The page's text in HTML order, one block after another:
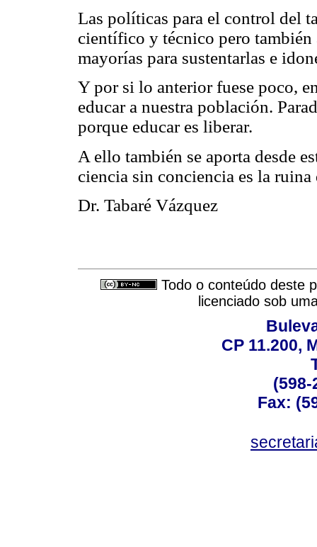
Las políticas para el control del
científico y técnico pero
mayorías para sustentarlas e
Y por si lo anterior fuese poco,
educar a nuestra población.
porque educar es liberar.
A ello también se aporta desde
ciencia sin conciencia es la ruina
Dr. Tabaré Vázquez
Todo o conteúdo deste
licenciado sob
CP 11.200,
(598-
Fax: